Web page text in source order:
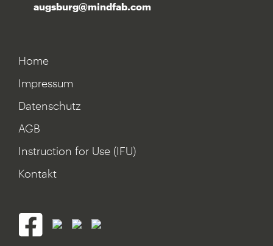
augsburg@mindfab.com
Home
Impressum
Datenschutz
AGB
Instruction for Use (IFU)
Kontakt